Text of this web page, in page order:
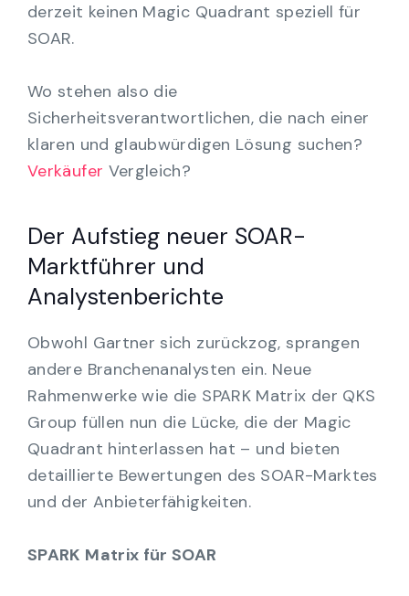
derzeit keinen Magic Quadrant speziell für
SOAR.
Wo stehen also die
Sicherheitsverantwortlichen, die nach einer
klaren und glaubwürdigen Lösung suchen?
Verkäufer Vergleich?
Der Aufstieg neuer SOAR-
Marktführer und
Analystenberichte
Obwohl Gartner sich zurückzog, sprangen
andere Branchenanalysten ein. Neue
Rahmenwerke wie die SPARK Matrix der QKS
Group füllen nun die Lücke, die der Magic
Quadrant hinterlassen hat – und bieten
detaillierte Bewertungen des SOAR-Marktes
und der Anbieterfähigkeiten.
SPARK Matrix für SOAR